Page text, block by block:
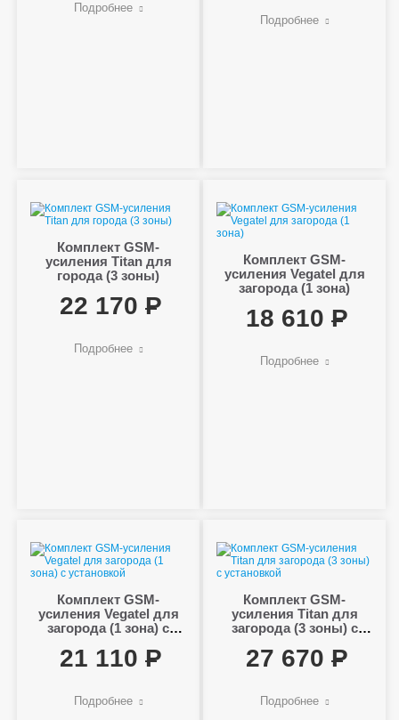
Подробнее
Подробнее
Комплект GSM-
усиления Titan для
города (3 зоны)
22 170
Подробнее
Комплект GSM-
усиления Vegatel для
загорода (1 зона)
18 610
Подробнее
Комплект GSM-
усиления Vegatel для
загорода (1 зона) с
21 110
Подробнее
Комплект GSM-
усиления Titan для
загорода (3 зоны) с
27 670
Подробнее